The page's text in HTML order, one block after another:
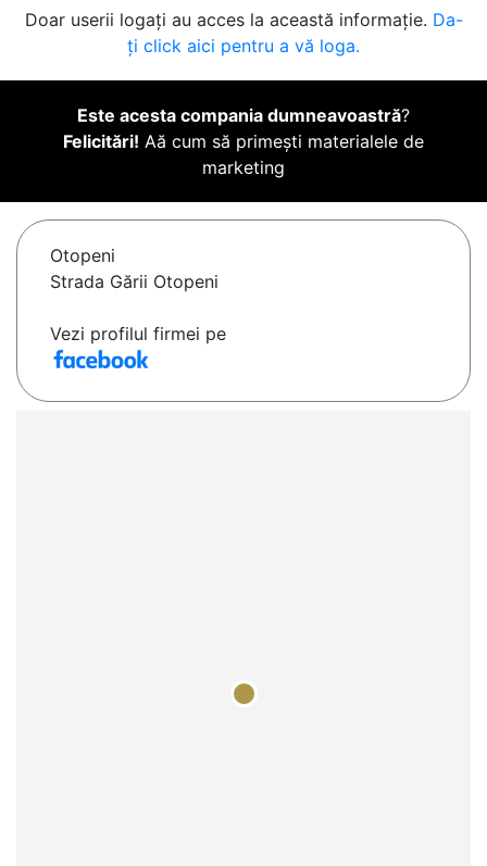
Doar userii logați au acces la această informație. Da-
ți click aici pentru a vă loga.
Este acesta compania dumneavoastră?
Felicitări! Aă cum să primești materialele de
marketing
Otopeni
Strada Gării Otopeni
Vezi profilul firmei pe